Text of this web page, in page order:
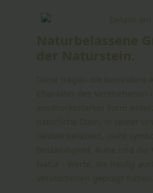
Naturbelassene
der Naturstein.
Diese tragen die besondere
Charakter des Verstorbenen
ausdrucksstarker Form
natürliche Stein, in seiner
Gestalt belassen, steht
Beständigkeit, Ruhe und
Natur - Werte, die häufig
Verstorbenen geprägt haben.